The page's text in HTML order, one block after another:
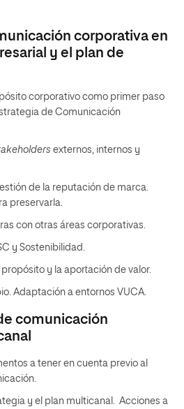
corporativa en
y el plan de
corporativo como primer paso
de Comunicación
externos, internos y
de la reputación de marca.
preservarla.
con otras áreas corporativas.
y Sostenibilidad.
y la aportación de valor.
Adaptación a entornos VUCA.
comunicación
a tener en cuenta previo al
y el plan multicanal. Acciones a